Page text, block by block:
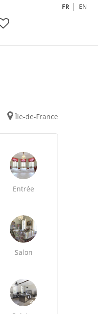
FR EN
Île-de-France
Entrée
Salon